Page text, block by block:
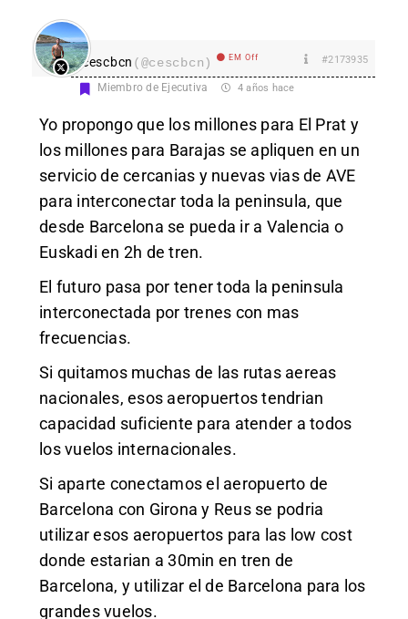
cescbcn (@cescbcn) EM Off #2173935
Miembro de Ejecutiva 4 años hace
Yo propongo que los millones para El Prat y
los millones para Barajas se apliquen en un
servicio de cercanias y nuevas vias de AVE
para interconectar toda la peninsula, que
desde Barcelona se pueda ir a Valencia o
Euskadi en 2h de tren.
El futuro pasa por tener toda la peninsula
interconectada por trenes con mas
frecuencias.
Si quitamos muchas de las rutas aereas
nacionales, esos aeropuertos tendrian
capacidad suficiente para atender a todos
los vuelos internacionales.
Si aparte conectamos el aeropuerto de
Barcelona con Girona y Reus se podria
utilizar esos aeropuertos para las low cost
donde estarian a 30min en tren de
Barcelona, y utilizar el de Barcelona para los
grandes vuelos.